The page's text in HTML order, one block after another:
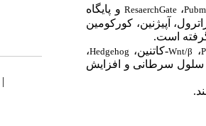
|
،ResaerchGate و پایگاه
آپیژنین، کورکومین
است.
، Wnt/β-کاتنین، Hedgehog،
سلول سرطانی و افزایش